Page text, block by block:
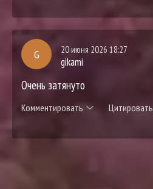
G 20 июня 2026 18:27
gikami
Очень затянуто
Комментировать Цитировать